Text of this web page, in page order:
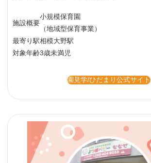
施設概要
小規模保育園
（地域型保育事業）
最寄り駅相模大野駅
対象年齢3歳未満児
園見学/ひだまり公式サイト